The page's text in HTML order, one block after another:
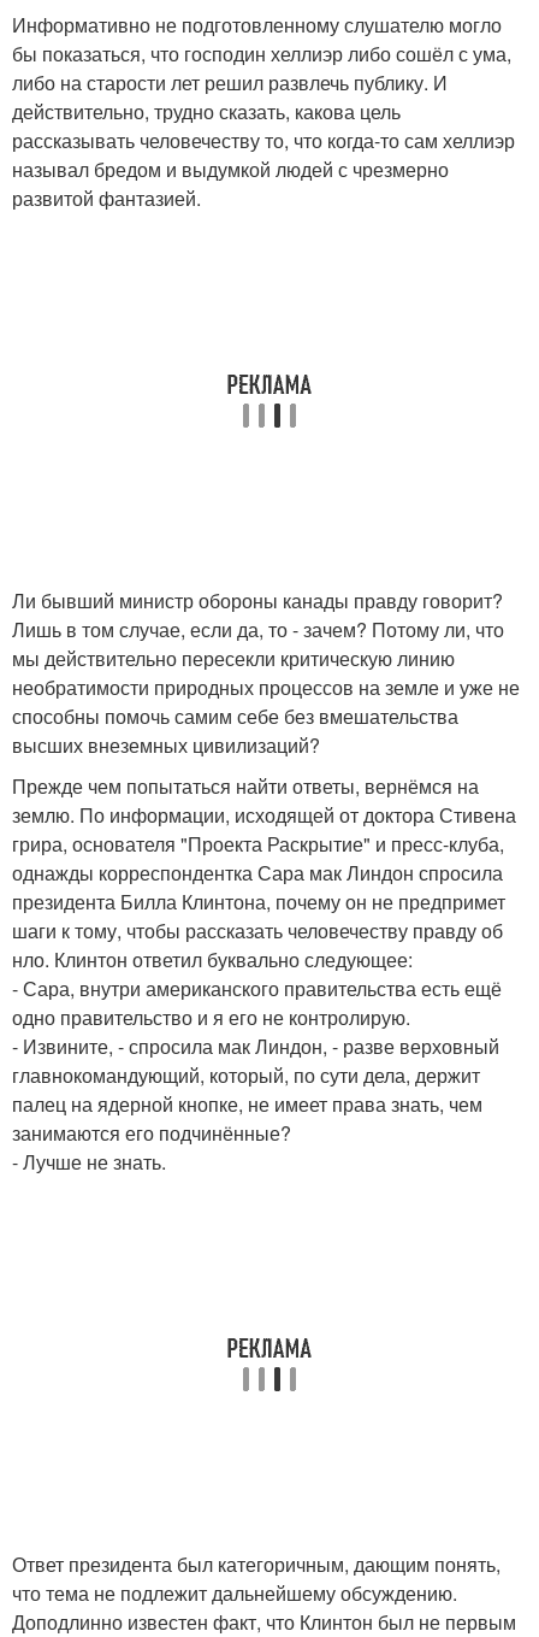
Информативно не подготовленному слушателю могло
бы показаться, что господин хеллиэр либо сошёл с ума,
либо на старости лет решил развлечь публику. И
действительно, трудно сказать, какова цель
рассказывать человечеству то, что когда-то сам хеллиэр
называл бредом и выдумкой людей с чрезмерно
развитой фантазией.
Ли бывший министр обороны канады правду говорит?
Лишь в том случае, если да, то - зачем? Потому ли, что
мы действительно пересекли критическую линию
необратимости природных процессов на земле и уже не
способны помочь самим себе без вмешательства
высших внеземных цивилизаций?
Прежде чем попытаться найти ответы, вернёмся на
землю. По информации, исходящей от доктора Стивена
грира, основателя "Проекта Раскрытие" и пресс-клуба,
однажды корреспондентка Сара мак Линдон спросила
президента Билла Клинтона, почему он не предпримет
шаги к тому, чтобы рассказать человечеству правду об
нло. Клинтон ответил буквально следующее:
- Сара, внутри американского правительства есть ещё
одно правительство и я его не контролирую.
- Извините, - спросила мак Линдон, - разве верховный
главнокомандующий, который, по сути дела, держит
палец на ядерной кнопке, не имеет права знать, чем
занимаются его подчинённые?
- Лучше не знать.
Ответ президента был категоричным, дающим понять,
что тема не подлежит дальнейшему обсуждению.
Доподлинно известен факт, что Клинтон был не первым